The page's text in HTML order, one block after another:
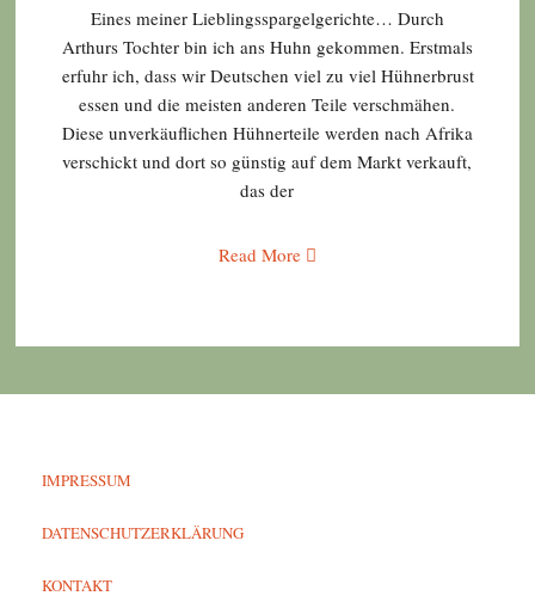
Eines meiner Lieblingsspargelgerichte… Durch
Arthurs Tochter bin ich ans Huhn gekommen. Erstmals
erfuhr ich, dass wir Deutschen viel zu viel Hühnerbrust
essen und die meisten anderen Teile verschmähen.
Diese unverkäuflichen Hühnerteile werden nach Afrika
verschickt und dort so günstig auf dem Markt verkauft,
das der
Read More
IMPRESSUM
DATENSCHUTZERKLÄRUNG
KONTAKT